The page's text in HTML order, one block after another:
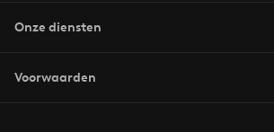
Onze diensten
Voorwaarden